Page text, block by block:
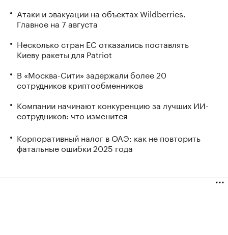
Атаки и эвакуации на объектах Wildberries.
Главное на 7 августа
Несколько стран ЕС отказались поставлять
Киеву ракеты для Patriot
В «Москва-Сити» задержали более 20
сотрудников криптообменников
Компании начинают конкуренцию за лучших ИИ-
сотрудников: что изменится
Корпоративный налог в ОАЭ: как не повторить
фатальные ошибки 2025 года